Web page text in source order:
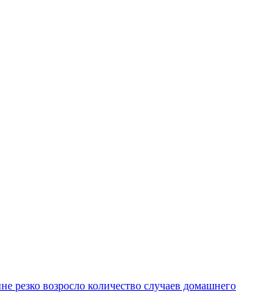
резко возросло количество случаев домашнего